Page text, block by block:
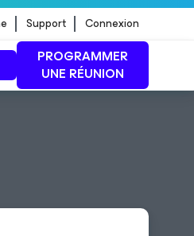
Support Connexion
PROGRAMMER
UNE RÉUNION